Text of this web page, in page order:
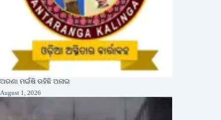
ଅରଣା ମଇଁଷି ରହିଛି ଅନାଇ
August 1, 2026